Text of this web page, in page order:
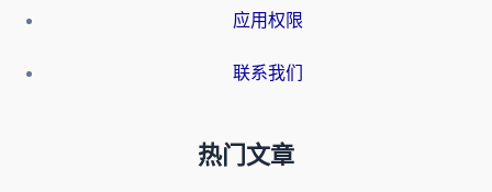
应用权限
联系我们
热门文章